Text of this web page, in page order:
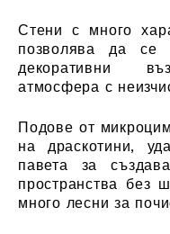
Стени с много
позволява да се
декоративни
атмосфера с
Подове от
на драскотини,
павета за
пространства без
много лесни за